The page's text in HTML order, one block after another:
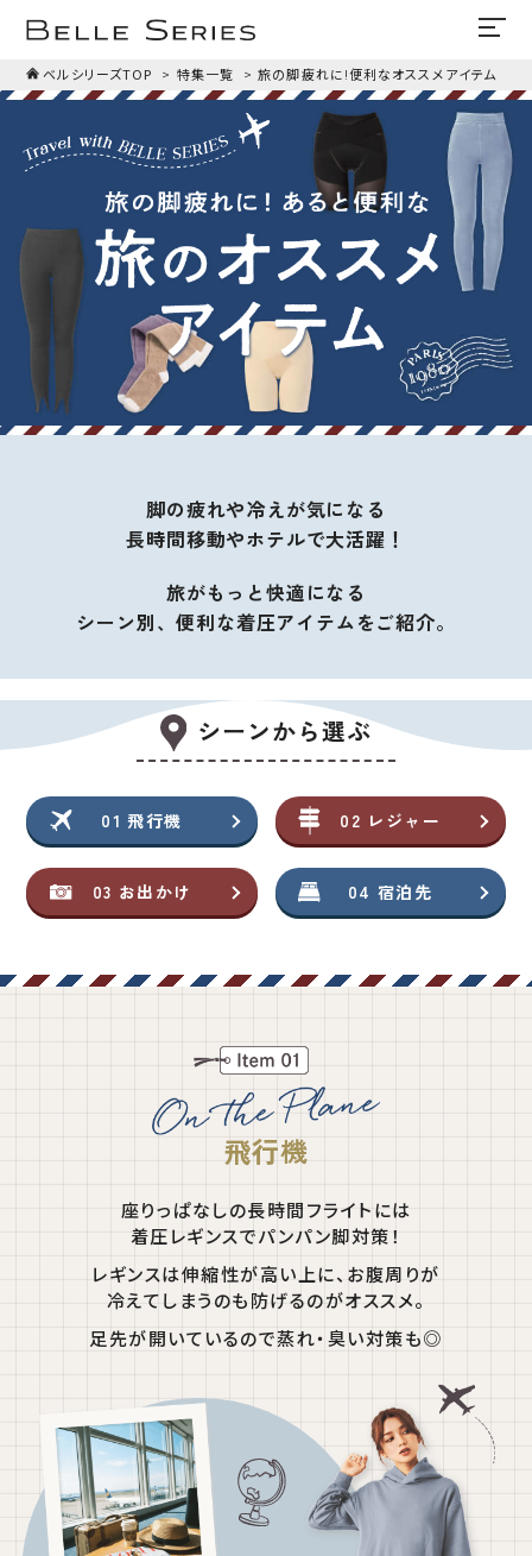
ベルシリーズTOP 特集一覧 旅の脚疲れに!便利なオススメアイテム
脚の疲れや冷えが気になる
長時間移動やホテルで大活躍！
旅がもっと快適になる
シーン別、便利な着圧アイテムをご紹介。
シーンから選ぶ
01 飛行機 02 レジャー
03 お出かけ 04 宿泊先
飛行機
座りっぱなしの長時間フライトには
着圧レギンスでパンパン脚対策！
レギンスは伸縮性が高い上に、お腹周りが
冷えてしまうのも防げるのがオススメ。
足先が開いているので蒸れ・臭い対策も◎